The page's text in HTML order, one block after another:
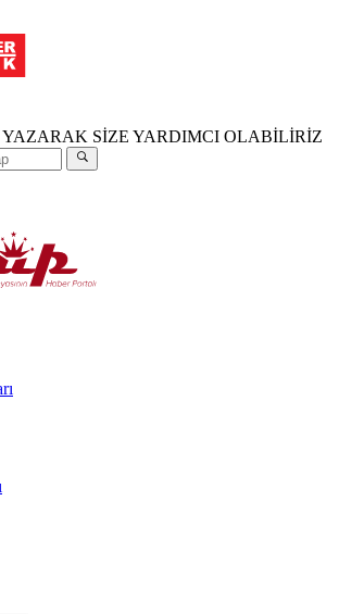
SİZE YARDIMCI OLABİLİRİZ